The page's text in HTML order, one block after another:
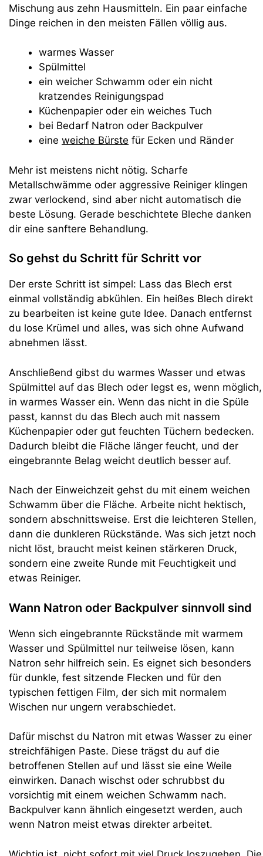
Mischung aus zehn Hausmitteln. Ein paar einfache
Dinge reichen in den meisten Fällen völlig aus.
warmes Wasser
Spülmittel
ein weicher Schwamm oder ein nicht
kratzendes Reinigungspad
Küchenpapier oder ein weiches Tuch
bei Bedarf Natron oder Backpulver
eine weiche Bürste für Ecken und Ränder
Mehr ist meistens nicht nötig. Scharfe
Metallschwämme oder aggressive Reiniger klingen
zwar verlockend, sind aber nicht automatisch die
beste Lösung. Gerade beschichtete Bleche danken
dir eine sanftere Behandlung.
So gehst du Schritt für Schritt vor
Der erste Schritt ist simpel: Lass das Blech erst
einmal vollständig abkühlen. Ein heißes Blech direkt
zu bearbeiten ist keine gute Idee. Danach entfernst
du lose Krümel und alles, was sich ohne Aufwand
abnehmen lässt.
Anschließend gibst du warmes Wasser und etwas
Spülmittel auf das Blech oder legst es, wenn möglich,
in warmes Wasser ein. Wenn das nicht in die Spüle
passt, kannst du das Blech auch mit nassem
Küchenpapier oder gut feuchten Tüchern bedecken.
Dadurch bleibt die Fläche länger feucht, und der
eingebrannte Belag weicht deutlich besser auf.
Nach der Einweichzeit gehst du mit einem weichen
Schwamm über die Fläche. Arbeite nicht hektisch,
sondern abschnittsweise. Erst die leichteren Stellen,
dann die dunkleren Rückstände. Was sich jetzt noch
nicht löst, braucht meist keinen stärkeren Druck,
sondern eine zweite Runde mit Feuchtigkeit und
etwas Reiniger.
Wann Natron oder Backpulver sinnvoll sind
Wenn sich eingebrannte Rückstände mit warmem
Wasser und Spülmittel nur teilweise lösen, kann
Natron sehr hilfreich sein. Es eignet sich besonders
für dunkle, fest sitzende Flecken und für den
typischen fettigen Film, der sich mit normalem
Wischen nur ungern verabschiedet.
Dafür mischst du Natron mit etwas Wasser zu einer
streichfähigen Paste. Diese trägst du auf die
betroffenen Stellen auf und lässt sie eine Weile
einwirken. Danach wischst oder schrubbst du
vorsichtig mit einem weichen Schwamm nach.
Backpulver kann ähnlich eingesetzt werden, auch
wenn Natron meist etwas direkter arbeitet.